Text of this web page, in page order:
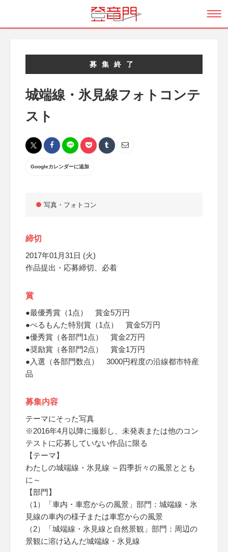
募集終了
城端線・氷見線フォトコンテ
スト
Googleカレンダーに追加
写真・フォトコン
締切
2017年01月31日 (火)
作品提出・応募締切、必着
賞
●最優秀賞（1点） 賞金5万円
●べるもんた特別賞（1点） 賞金5万円
●優秀賞（各部門1点） 賞金2万円
●奨励賞（各部門2点） 賞金1万円
●入選（各部門数点） 3000円程度の沿線都市特産
品
募集内容
テーマにそった写真
※2016年4月以降に撮影し、未発表または他のコン
テストに応募していない作品に限る
【テーマ】
わたしの城端線・氷見線 ～四季折々の風景ととも
に～
【部門】
（1）「車内・車窓からの風景」部門：城端線・氷
見線の車内の様子または車窓からの風景
（2）「城端線・氷見線と自然景観」部門：周辺の
景観に溶け込んだ城端線・氷見線